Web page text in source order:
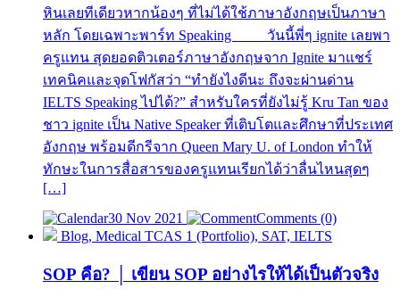
หินเลยทีเดียวหากน้องๆ ที่ไม่ได้ใช้ภาษาอังกฤษเป็นภาษา
หลัก โดยเฉพาะพาร์ท Speaking วันนี้พี่ๆ ignite เลยพา
ครูแทน สุดยอดติวเตอร์ภาษาอังกฤษจาก Ignite มาแชร์
เทคนิคและจุดโฟกัสว่า “ทำยังไงดีนะ ถึงจะผ่านด่าน
IELTS Speaking ไปได้?” สำหรับใครที่ยังไม่รู้ Kru Tan ของ
ชาว ignite เป็น Native Speaker ที่เติบโตและศึกษาที่ประเทศ
อังกฤษ พร้อมดีกรีจาก Queen Mary U. of London ทำให้
ทักษะในการสื่อสารของครูแทนเรียกได้ว่าลื่นไหนสุดๆ
[…]
30 Nov 2021
Comments (0)
Blog, Medical TCAS 1 (Portfolio), SAT, IELTS
SOP คือ? │ เขียน SOP อย่างไรให้ได้เป็นตัวจริง